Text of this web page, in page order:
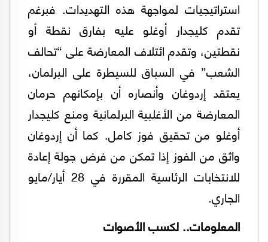
استراتيجيات لمواجهة هذه التهديدات. فبرغم
تقدم كليجدار أوغلو عليه بفارق نقطة أو
نقطتين، وتقدم ائتلاف المعارضة على “تحالف
الشعب” في السباق للسيطرة على البرلمان،
يعتقد إردوغان وأنصاره أن بإمكانهم حرمان
المعارضة من الأغلبية البرلمانية ومنع كليجدار
أوغلو من تحقيق فوز كامل. كما أن إردوغان
واثق من الفوز إذا تمكن من فرض جولة إعادة
للانتخابات الرئاسية المقررة في 28 أيار/مايو
الجاري.
المعلومات.. لكسب الأصوات